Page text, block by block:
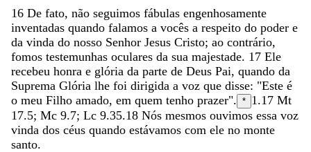
16 De fato, não seguimos fábulas engenhosamente
inventadas quando falamos a vocês a respeito do poder e
da vinda do nosso Senhor Jesus Cristo; ao contrário,
fomos testemunhas oculares da sua majestade. 17 Ele
recebeu honra e glória da parte de Deus Pai, quando da
Suprema Glória lhe foi dirigida a voz que disse: "Este é
o meu Filho amado, em quem tenho prazer". * 1.17 Mt
17.5; Mc 9.7; Lc 9.35.18 Nós mesmos ouvimos essa voz
vinda dos céus quando estávamos com ele no monte
santo.